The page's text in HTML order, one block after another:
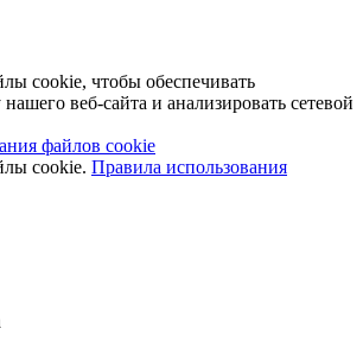
cookie, чтобы обеспечивать
веб-сайта и анализировать сетевой
файлов cookie
cookie. Правила использования